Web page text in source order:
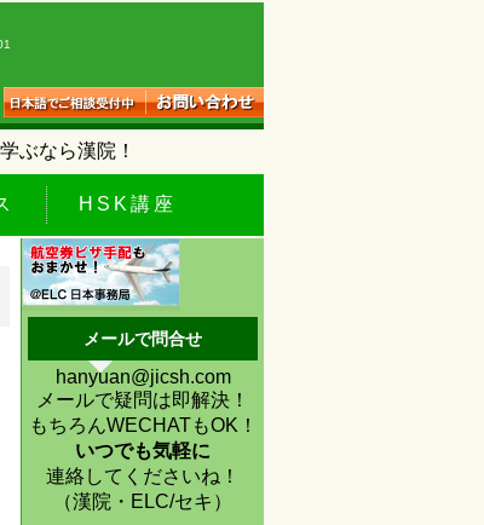
ぶなら漢院！
HSK講座
メールで問合せ
hanyuan@jicsh.com
メールで疑問は即解決！
もちろんWECHATもOK！
いつでも気軽に
連絡してくださいね！
（漢院・ELC/セキ）